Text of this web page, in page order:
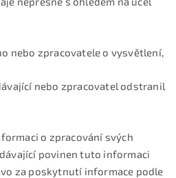
nebo zpracovatele o vysvětlení,
nebo zpracovatel odstranil
o zpracování svých
povinen tuto informaci
za poskytnutí informace podle